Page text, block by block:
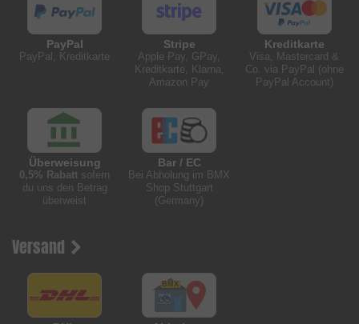
PayPal
PayPal, Kreditkarte
Stripe
Apple Pay, GPay,
Kreditkarte, Klarna,
Amazon Pay
Kreditkarte
Visa, Mastercard &
Co. via PayPal (ohne
PayPal Account)
Überweisung
0,5% Rabatt sofern
du uns den Betrag
überweist
Bar / EC
Bei Abholung im BMX
Shop Stuttgart
(Germany)
Versand